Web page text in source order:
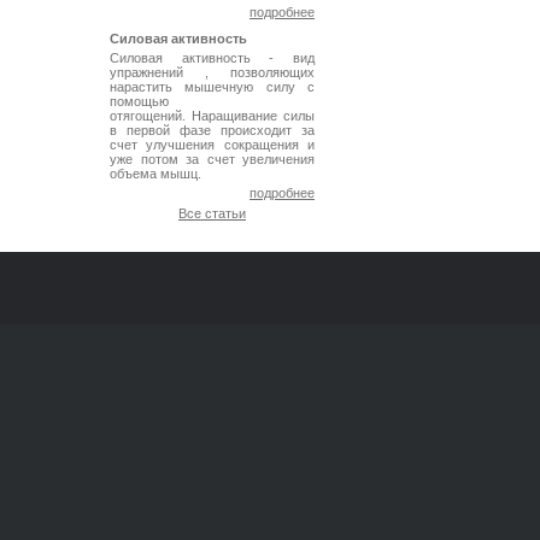
подробнее
Силовая активность
Силовая активность - вид
упражнений , позволяющих
нарастить мышечную силу с
помощью
отягощений. Наращивание силы
в первой фазе происходит за
счет улучшения сокращения и
уже потом за счет увеличения
объема мышц.
подробнее
Все статьи